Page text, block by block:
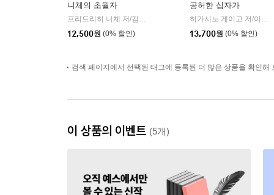
니체의 초월자
프리드리히 니체 저/김철 편역
12,500원 (0% 할인)
공허한 십자가
히가시노 게이고 저/이선희 역
13,700원 (0% 할인)
검색 페이지에서 선택된 태그에 등록된 더 많은 상품을 확인해
이 상품의 이벤트 (5개)